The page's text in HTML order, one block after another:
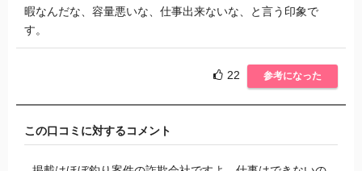
暇なんだな、容量悪いな、仕事出来ないな、と言う印象で
す。
22 参考になった
この口コミに対するコメント